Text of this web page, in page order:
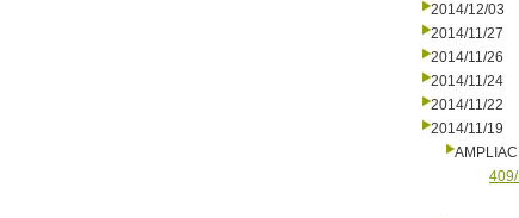
2014/12/03
2014/11/27
2014/11/26
2014/11/24
2014/11/22
2014/11/19